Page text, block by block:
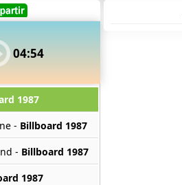
04:54
1987
- Billboard 1987
- Billboard 1987
1987